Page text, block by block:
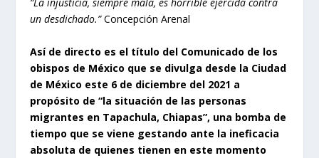
“La injusticia, siempre mala, es horrible ejercida contra
un desdichado.”Concepción Arenal
Así de directo es el título del Comunicado de los
obispos de México que se divulga desde la Ciudad
de México este 6 de diciembre del 2021 a
propósito de “la situación de las personas
migrantes en Tapachula, Chiapas”, una bomba de
tiempo que se viene gestando ante la ineficacia
absoluta de quienes tienen en este momento